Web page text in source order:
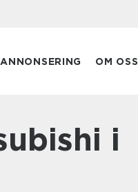
ANNONSERING OM OSS